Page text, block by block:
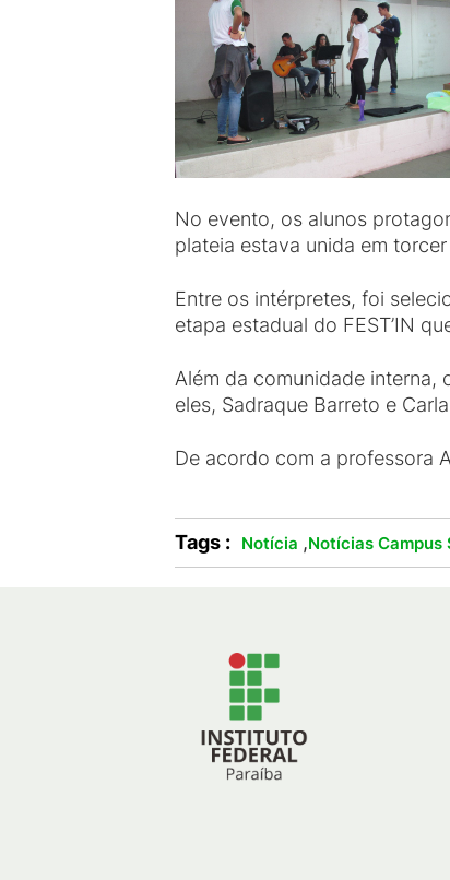
No evento, os alunos
plateia estava unida em
Entre os intérpretes, foi
etapa estadual do FEST’IN
Além da comunidade
eles, Sadraque Barreto e
De acordo com a professora
Tags : Notícia ,Notícias Campus